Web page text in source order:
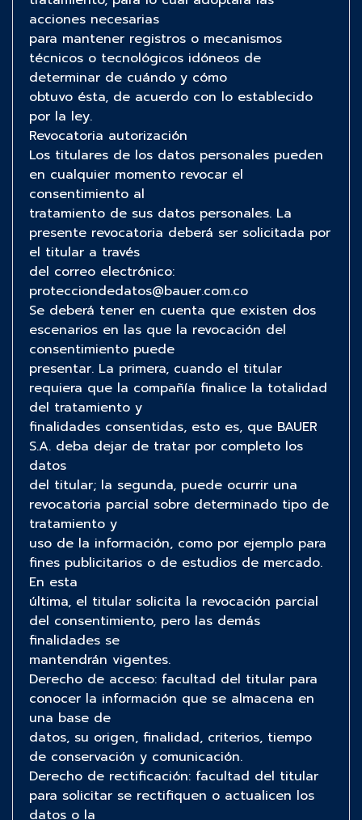
acciones necesarias
para mantener registros o mecanismos
técnicos o tecnológicos idóneos de
determinar de cuándo y cómo
obtuvo ésta, de acuerdo con lo establecido
por la ley.
Revocatoria autorización
Los titulares de los datos personales pueden
en cualquier momento revocar el
consentimiento al
tratamiento de sus datos personales. La
presente revocatoria deberá ser solicitada por
el titular a través
del correo electrónico:
protecciondedatos@bauer.com.co
Se deberá tener en cuenta que existen dos
escenarios en las que la revocación del
consentimiento puede
presentar. La primera, cuando el titular
requiera que la compañía finalice la totalidad
del tratamiento y
finalidades consentidas, esto es, que BAUER
S.A. deba dejar de tratar por completo los
datos
del titular; la segunda, puede ocurrir una
revocatoria parcial sobre determinado tipo de
tratamiento y
uso de la información, como por ejemplo para
fines publicitarios o de estudios de mercado.
En esta
última, el titular solicita la revocación parcial
del consentimiento, pero las demás
finalidades se
mantendrán vigentes.
Derecho de acceso: facultad del titular para
conocer la información que se almacena en
una base de
datos, su origen, finalidad, criterios, tiempo
de conservación y comunicación.
Derecho de rectificación: facultad del titular
para solicitar se rectifiquen o actualicen los
datos o la